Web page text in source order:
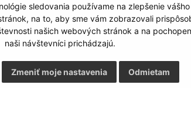
sledovania používame na zlepšenie
na to, aby sme vám zobrazovali
našich webových stránok a na
naši návštevníci prichádzajú.
Odmietam
Zmeniť moje nastavenia